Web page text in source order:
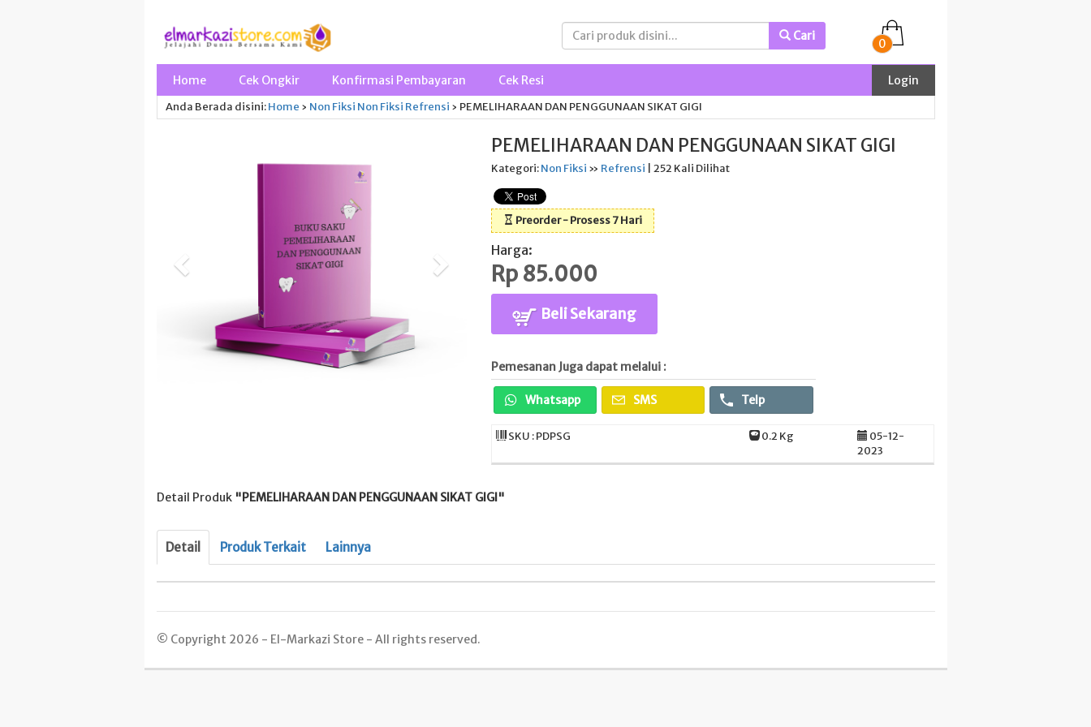
Cari
0
Home Cek Ongkir Konfirmasi Pembayaran Cek Resi Login
Anda Berada disini: Home › Non Fiksi Non Fiksi Refrensi › PEMELIHARAAN DAN PENGGUNAAN SIKAT GIGI
PEMELIHARAAN DAN PENGGUNAAN SIKAT GIGI
Kategori:Non Fiksi » Refrensi | 252 Kali Dilihat
Preorder - Prosess 7 Hari
Harga:
Rp 85.000
Beli Sekarang
Pemesanan Juga dapat melalui :
Whatsapp SMS Telp
SKU : PDPSG 0.2 Kg
05-12-
2023
Detail Produk "PEMELIHARAAN DAN PENGGUNAAN SIKAT GIGI"
Detail Produk Terkait Lainnya
© Copyright 2026 - El-Markazi Store - All rights reserved.